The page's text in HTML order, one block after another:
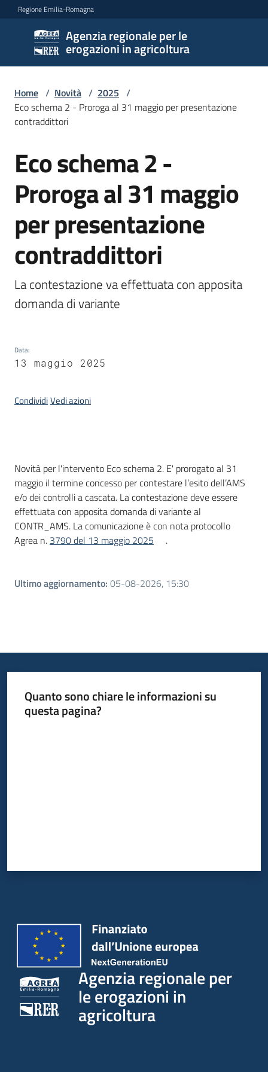
Vai al contenuto
Vai alla navigazione
Vai al footer
Regione Emilia-Romagna
Agenzia regionale per le
erogazioni in agricoltura
Agenzia
regionale
per le
erogazioni
in
agricoltura
L'Agenzia
Novità
Menu selezionato
Settori
di
intervento
Servizi
Bandi
Home / Novità / 2025 /
Eco schema 2 - Proroga al 31 maggio per presentazione
contraddittori
Salta al contenuto
Eco schema 2 -
Proroga al 31 maggio
per presentazione
contraddittori
La contestazione va effettuata con apposita
domanda di variante
Data:
13 maggio 2025
CondividiVedi azioni
Introduzione
Novità per l'intervento Eco schema 2. E' prorogato al 31
maggio il termine concesso per contestare l’esito dell’AMS
e/o dei controlli a cascata. La contestazione deve essere
effettuata con apposita domanda di variante al
CONTR_AMS. La comunicazione è con nota protocollo
Agrea n. 3790 del 13 maggio 2025 .
Ultimo aggiornamento: 05-08-2026, 15:30
Quanto sono chiare le informazioni su
questa pagina?
Agenzia regionale per
le erogazioni in
agricoltura